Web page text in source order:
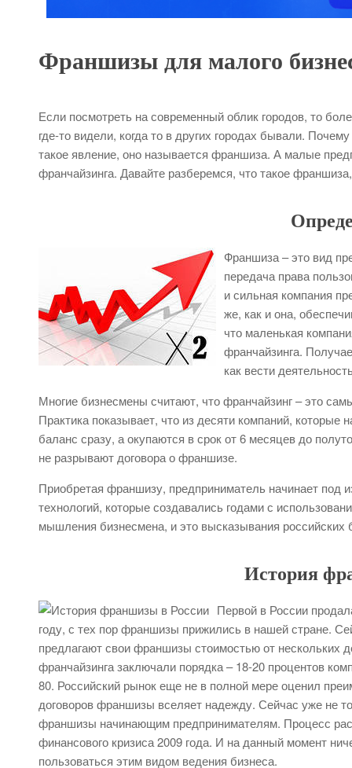
Франшизы для малого
Если посмотреть на современный облик городов, то
где-то видели, когда то в других городах бывали.
такое явление, оно называется франшиза. А малые
франчайзинга. Давайте разберемся, что такое
Франшиза – это вид
передача права
и сильная компания
же, как и она,
что маленькая
франчайзинга.
как вести
Многие бизнесмены считают, что франчайзинг – это
Практика показывает, что из десяти компаний,
баланс сразу, а окупаются в срок от 6 месяцев до
не разрывают договора о франшизе.
Приобретая франшизу, предприниматель начинает
технологий, которые создавались годами с
мышления бизнесмена, и это высказывания российских
История
Первой в России
году, с тех пор франшизы прижились в нашей стране.
предлагают свои франшизы стоимостью от нескольких
франчайзинга заключали порядка – 18-20 процентов
80. Российский рынок еще не в полной мере оценил
договоров франшизы вселяет надежду. Сейчас уже не
франшизы начинающим предпринимателям. Процесс
финансового кризиса 2009 года. И на данный момент
пользоваться этим видом ведения бизнеса.